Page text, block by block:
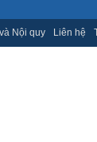
Nội quy Liên hệ